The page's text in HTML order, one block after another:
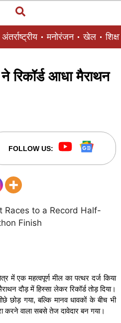
अंतर्राष्ट्रीय मनोरंजन खेल शिक्षा
रिकॉर्ड आधा मैराथन
FOLLOW US:
में एक महत्वपूर्ण मील का पत्थर दर्ज किया
दौड़ में हिस्सा लेकर रिकॉर्ड तोड़ दिया।
छोड़ गया, बल्कि मानव धावकों के बीच भी
करने वाला सबसे तेज दावेदार बन गया।